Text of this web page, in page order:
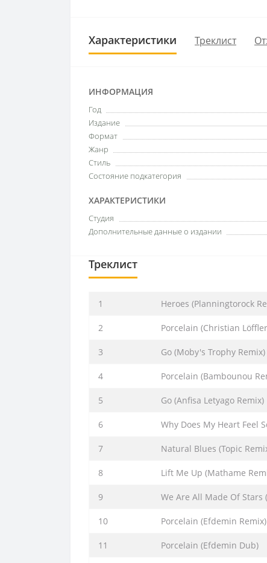
Характеристики Треклист
ИНФОРМАЦИЯ
Год
Издание
Формат
Жанр
Стиль
Состояние подкатегория
ХАРАКТЕРИСТИКИ
Студия
Дополнительные данные о издании
Треклист
1 Heroes (Planningtorock
2 Porcelain (Christian
3 Go (Moby's Trophy Remix)
4 Porcelain (Bambounou
5 Go (Anfisa Letyago Remix)
6 Why Does My Heart Feel
7 Natural Blues (Topic
8 Lift Me Up (Mathame
9 We Are All Made Of Stars
10 Porcelain (Efdemin Remix)
11 Porcelain (Efdemin Dub)